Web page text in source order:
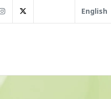
English